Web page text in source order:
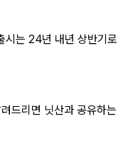
시는 24년 내년 상반기로
드리면 닛산과 공유하는